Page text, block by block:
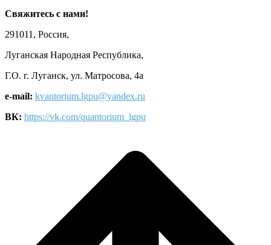
Свяжитесь с нами!
291011, Россия,
Луганская Народная Республика,
Г.О. г. Луганск, ул. Матросова, 4а
e-mail: kvantorium.lgpu@yandex.ru
ВК: https://vk.com/quantorium_lgpu